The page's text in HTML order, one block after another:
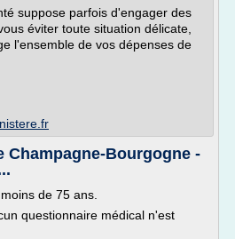
suppose parfois d'engager des
éviter toute situation délicate,
l'ensemble de vos dépenses de
Champagne-Bourgogne -
de 75 ans.
questionnaire médical n'est